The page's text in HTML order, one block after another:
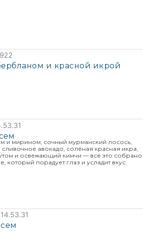
и красной икрой
и мирином, сочный мурманский лосось,
авокадо, солёная красная икра,
и освежающий кимчи — всё это собрано
который порадует глаз и усладит вкус.